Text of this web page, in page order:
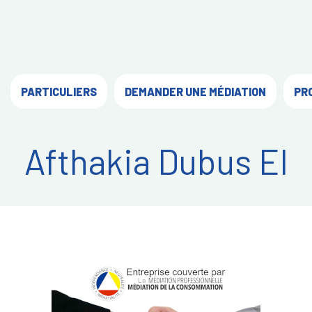
PARTICULIERS DEMANDER UNE MÉDIATION
Afthakia Dubus EI